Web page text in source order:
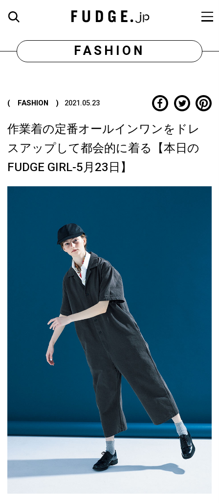
FASHION
( FASHION ) 2021.05.23
作業着の定番オールインワンをドレ
スアップして都会的に着る【本日の
FUDGE GIRL-5月23日】